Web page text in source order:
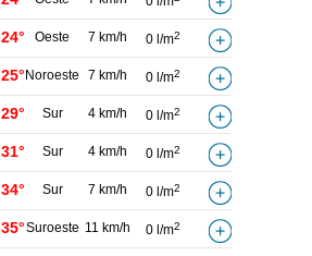
24° Oeste 7 km/h 0 l/m2
25° Noroeste 7 km/h 0 l/m2
29° Sur 4 km/h 0 l/m2
31° Sur 4 km/h 0 l/m2
34° Sur 7 km/h 0 l/m2
35°Suroeste 11 km/h 0 l/m2